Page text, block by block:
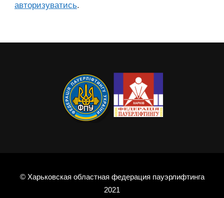
авторизуватись.
© Харьковская областная федерация пауэрлифтинга
2021